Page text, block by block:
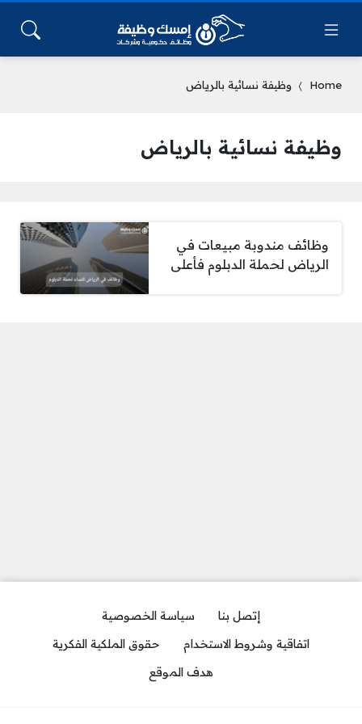
Home وظيفة نسائية بالرياض
وظيفة نسائية بالرياض
وظائف مندوبة مبيعات في
الرياض لحملة الدبلوم فأعلى
إتصل بنا
سياسة الخصوصية
اتفاقية وشروط الاستخدام
حقوق الملكية الفكرية
هدف الموقع